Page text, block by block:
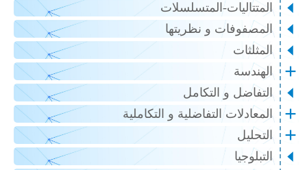
المتتاليات-المتسلسلات
المصفوفات و نظريتها
المثلثات
الهندسة
التفاضل و التكامل
المعادلات التفاضلية و التكاملية
التحليل
التبلوجيا